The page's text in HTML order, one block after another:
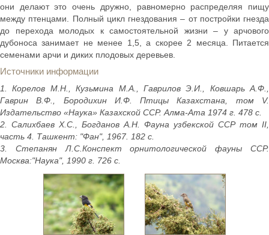
они делают это очень дружно, равномерно распределяя пищу
между птенцами. Полный цикл гнездования – от постройки гнезда
до перехода молодых к самостоятельной жизни – у арчового
дубоноса занимает не менее 1,5, а скорее 2 месяца. Питается
семенами арчи и диких плодовых деревьев.
Источники информации
1. Корелов М.Н., Кузьмина М.А., Гаврилов Э.И., Ковшарь А.Ф.,
Гаврин В.Ф., Бородихин И.Ф. Птицы Казахстана, том V.
Издательство «Наука» Казахской ССР. Алма-Ата 1974 г. 478 с.
2. Салихбаев Х.С., Богданов А.Н. Фауна узбекской ССР том II,
часть 4. Ташкент: "Фан", 1967. 182 с.
3. Степанян Л.С.Конспект орнитологической фауны ССР.
Москва:"Наука", 1990 г. 726 с.